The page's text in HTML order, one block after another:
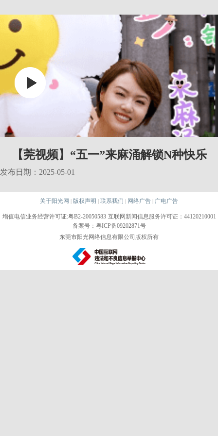
【莞视频】“五一”来麻涌解锁N种快乐
发布日期：2025-05-01
关于阳光网 | 版权声明 | 联系我们 | 网络广告 | 广电广告
增值电信业务经营许可证:粤B2-20050583 互联网新闻信息服务许可证：44120210001
备案号：粤ICP备09202871号
东莞市阳光网络信息有限公司版权所有